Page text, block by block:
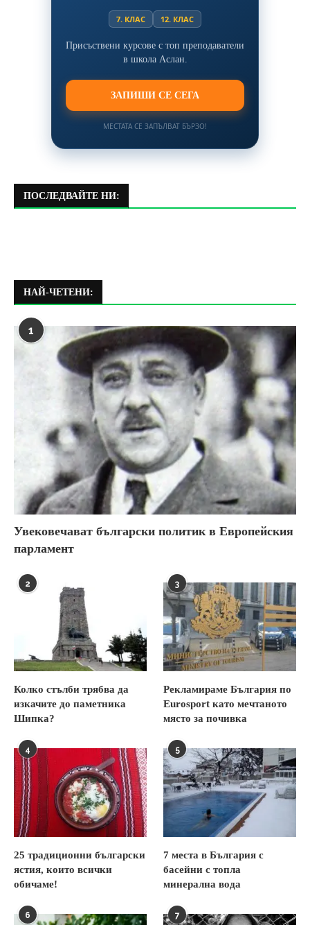
7. КЛАС 12. КЛАС
Присъствени курсове с топ преподаватели
в школа Аслан.
ЗАПИШИ СЕ СЕГА
МЕСТАТА СЕ ЗАПЪЛВАТ БЪРЗО!
ПОСЛЕДВАЙТЕ НИ:
НАЙ-ЧЕТЕНИ:
1
Увековечават български политик в Европейския
парламент
2
Колко стълби трябва да
изкачите до паметника
Шипка?
3
Рекламираме България по
Eurosport като мечтаното
място за почивка
4
25 традиционни български
ястия, които всички
обичаме!
5
7 места в България с
басейни с топла
минерална вода
6 7